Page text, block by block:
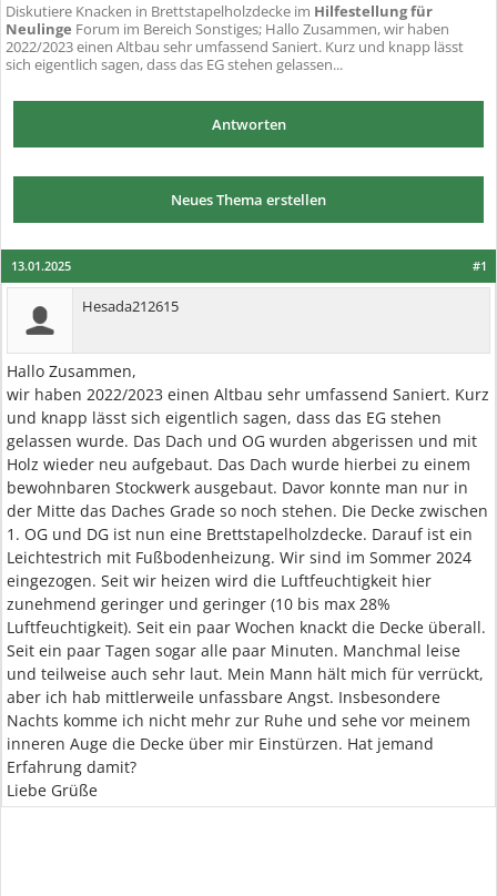
Diskutiere Knacken in Brettstapelholzdecke im Hilfestellung für
Neulinge Forum im Bereich Sonstiges; Hallo Zusammen, wir haben
2022/2023 einen Altbau sehr umfassend Saniert. Kurz und knapp lässt
sich eigentlich sagen, dass das EG stehen gelassen...
Antworten
Neues Thema erstellen
#1
13.01.2025
Hesada212615
Hallo Zusammen,
wir haben 2022/2023 einen Altbau sehr umfassend Saniert. Kurz
und knapp lässt sich eigentlich sagen, dass das EG stehen
gelassen wurde. Das Dach und OG wurden abgerissen und mit
Holz wieder neu aufgebaut. Das Dach wurde hierbei zu einem
bewohnbaren Stockwerk ausgebaut. Davor konnte man nur in
der Mitte das Daches Grade so noch stehen. Die Decke zwischen
1. OG und DG ist nun eine Brettstapelholzdecke. Darauf ist ein
Leichtestrich mit Fußbodenheizung. Wir sind im Sommer 2024
eingezogen. Seit wir heizen wird die Luftfeuchtigkeit hier
zunehmend geringer und geringer (10 bis max 28%
Luftfeuchtigkeit). Seit ein paar Wochen knackt die Decke überall.
Seit ein paar Tagen sogar alle paar Minuten. Manchmal leise
und teilweise auch sehr laut. Mein Mann hält mich für verrückt,
aber ich hab mittlerweile unfassbare Angst. Insbesondere
Nachts komme ich nicht mehr zur Ruhe und sehe vor meinem
inneren Auge die Decke über mir Einstürzen. Hat jemand
Erfahrung damit?
Liebe Grüße